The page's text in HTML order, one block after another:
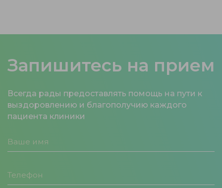
Запишитесь на прием
Всегда рады предоставлять помощь на пути к
выздоровлению и благополучию каждого
пациента клиники